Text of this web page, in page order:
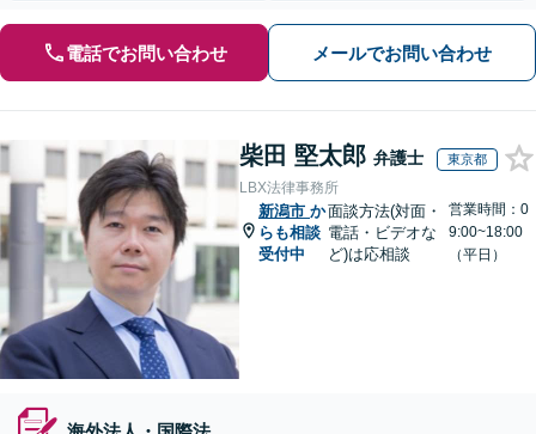
電話でお問い合わせ メールでお問い合わせ
柴田 堅太郎 弁護士 東京都
LBX法律事務所
新潟市 か
らも相談
受付中
面談方法(対面・
電話・ビデオな
ど)は応相談
営業時間：0
9:00~18:00
（平日）